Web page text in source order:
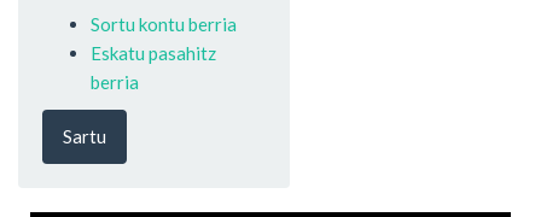
Sortu kontu berria
Eskatu pasahitz
berria
Sartu